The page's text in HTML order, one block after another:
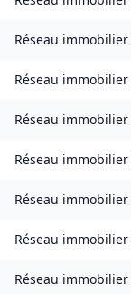
Réseau immobilier
Réseau immobilier
Réseau immobilier
Réseau immobilier
Réseau immobilier
Réseau immobilier
Réseau immobilier